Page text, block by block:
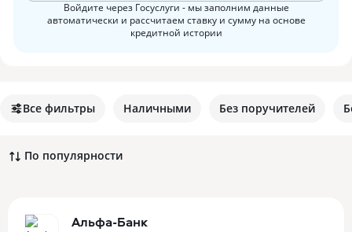
Войдите через Госуслуги - мы заполним данные
автоматически и рассчитаем ставку и сумму на основе
кредитной истории
Все фильтры Наличными Без поручителей
По популярности
Альфа-Банк